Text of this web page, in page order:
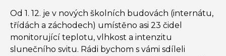
Od 1. 12. je v nových školních budovách (internátu,
třídách a záchodech) umístěno asi 23 čidel
monitorující teplotu, vlhkost a intenzitu
slunečního svitu. Rádi bychom s vámi sdíleli